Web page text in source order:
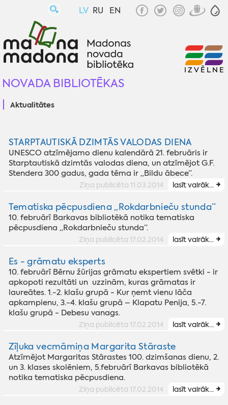
LV RU EN
NOVADA BIBLIOTĒKAS
Aktualitātes
IZVĒLNE
STARPTAUTISKĀ DZIMTĀS VALODAS DIENA
UNESCO atzīmējamo dienu kalendārā 21. februāris ir
Starptautiskā dzimtās valodas diena, un atzīmējot G.F.
Stendera 300 gadus, gada tēma ir „Bildu ābece”.
Ziņa publicēta 11.03.2014 lasīt vairāk...
Tematiska pēcpusdiena „Rokdarbnieču stunda”
10. februārī Barkavas bibliotēkā notika tematiska
pēcpusdiena „Rokdarbnieču stunda”.
Ziņa publicēta 17.02.2014 lasīt vairāk...
Es - grāmatu eksperts
10. februārī Bērnu žūrijas grāmatu ekspertiem svētki - ir
apkopoti rezultāti un uzzinām, kuras grāmatas ir
laureātes. 1.-2. klašu grupā - Kur ņemt vienu lāča
apkampienu, 3.-4. klašu grupā – Klapatu Penija, 5.-7.
klašu grupā - Debesu vanags.
Ziņa publicēta 17.02.2014 lasīt vairāk...
Zīļuka vecmāmiņa Margarita Stāraste
Atzīmējot Margaritas Stārastes 100. dzimšanas dienu, 2.
un 3. klases skolēniem, 5.februārī Barkavas bibliotēkā
notika tematiska pēcpusdiena.
Ziņa publicēta 17.02.2014 lasīt vairāk...